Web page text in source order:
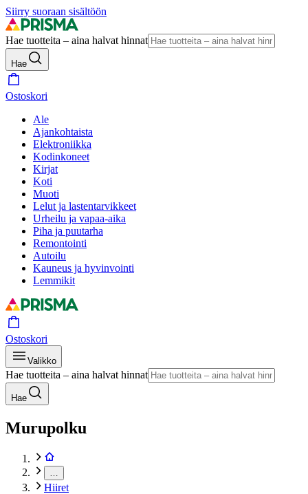
Siirry suoraan sisältöön
Hae tuotteita – aina halvat hinnat
Hae
Ostoskori
Ale
Ajankohtaista
Elektroniikka
Kodinkoneet
Kirjat
Koti
Muoti
Lelut ja lastentarvikkeet
Urheilu ja vapaa-aika
Piha ja puutarha
Remontointi
Autoilu
Kauneus ja hyvinvointi
Lemmikit
Ostoskori
Valikko
Hae tuotteita – aina halvat hinnat
Hae
Murupolku
Hiiret